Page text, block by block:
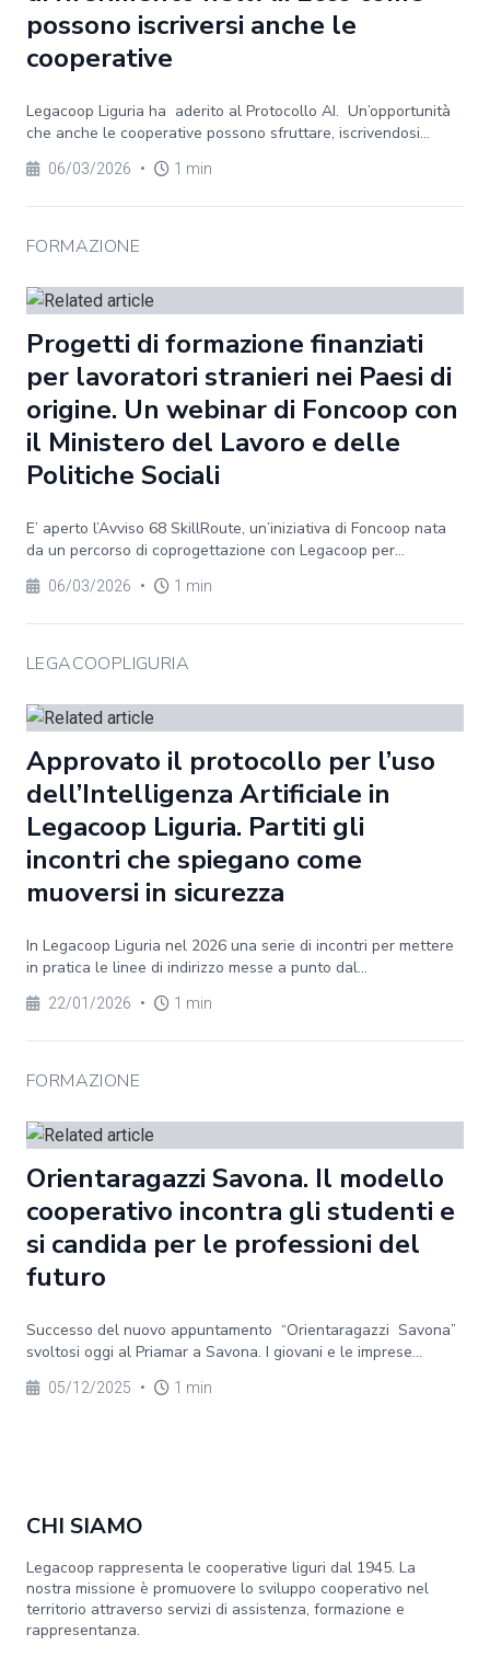
possono iscriversi anche le
cooperative
Legacoop Liguria ha aderito al Protocollo AI. Un’opportunità
che anche le cooperative possono sfruttare, iscrivendosi...
06/03/2026 • 1 min
FORMAZIONE
Progetti di formazione finanziati
per lavoratori stranieri nei Paesi di
origine. Un webinar di Foncoop con
il Ministero del Lavoro e delle
Politiche Sociali
E’ aperto l’Avviso 68 SkillRoute, un’iniziativa di Foncoop nata
da un percorso di coprogettazione con Legacoop per...
06/03/2026 • 1 min
LEGACOOPLIGURIA
Approvato il protocollo per l’uso
dell’Intelligenza Artificiale in
Legacoop Liguria. Partiti gli
incontri che spiegano come
muoversi in sicurezza
In Legacoop Liguria nel 2026 una serie di incontri per mettere
in pratica le linee di indirizzo messe a punto dal...
22/01/2026 • 1 min
FORMAZIONE
Orientaragazzi Savona. Il modello
cooperativo incontra gli studenti e
si candida per le professioni del
futuro
Successo del nuovo appuntamento “Orientaragazzi Savona”
svoltosi oggi al Priamar a Savona. I giovani e le imprese...
05/12/2025 • 1 min
CHI SIAMO
Legacoop rappresenta le cooperative liguri dal 1945. La
nostra missione è promuovere lo sviluppo cooperativo nel
territorio attraverso servizi di assistenza, formazione e
rappresentanza.